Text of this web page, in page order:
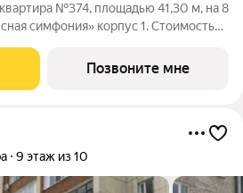
№374, площадью 41,30 м, на 8
симфония» корпус 1. Стоимость
в юговосточной части
Позвоните мне
9 этаж из 10